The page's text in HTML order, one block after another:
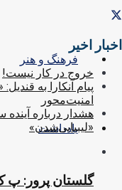
فرهنگ و هنر
یادداشت
اخبار اخیر
خروج در کار نیست!
پیام آنکارا به
امنیت‌محور
هشدار درباره
«لیبیایی‌شدن»
گلستان پرور: